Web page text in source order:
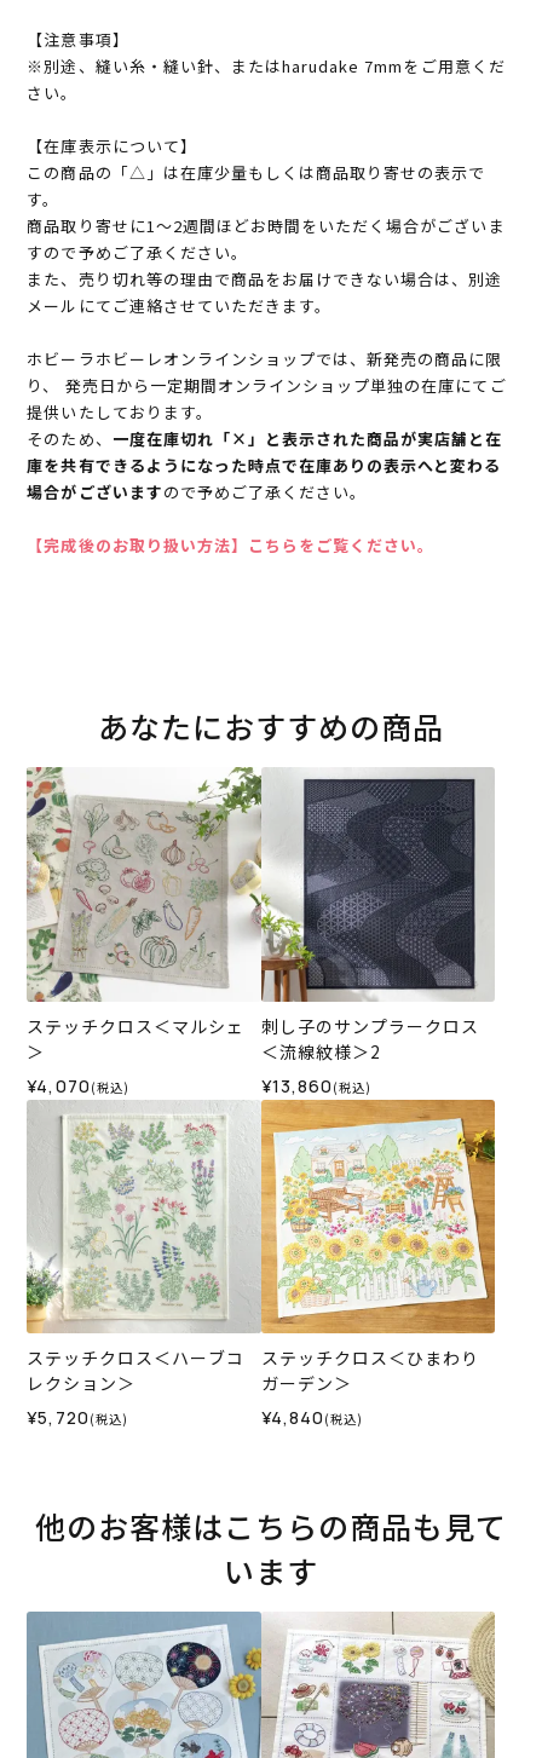
【注意事項】
※別途、縫い糸・縫い針、またはharudake 7mmをご用意くだ
さい。
【在庫表示について】
この商品の「△」は在庫少量もしくは商品取り寄せの表示で
す。
商品取り寄せに1～2週間ほどお時間をいただく場合がございま
すので予めご了承ください。
また、売り切れ等の理由で商品をお届けできない場合は、別途
メールにてご連絡させていただきます。
ホビーラホビーレオンラインショップでは、新発売の商品に限
り、 発売日から一定期間オンラインショップ単独の在庫にてご
提供いたしております。
そのため、 一度在庫切れ「×」と表示された商品が実店舗と在
庫を共有できるようになった時点で在庫ありの表示へと変わる
場合がございますので予めご了承ください。
【完成後のお取り扱い方法】こちらをご覧ください。
あなたにおすすめの商品
ステッチクロス＜マルシェ
＞
¥4,070 (税込)
刺し子のサンプラークロス
＜流線紋様＞2
¥13,860 (税込)
ステッチクロス＜ハーブコ
レクション＞
¥5,720 (税込)
ステッチクロス＜ひまわり
ガーデン＞
¥4,840 (税込)
他のお客様はこちらの商品も見て
います